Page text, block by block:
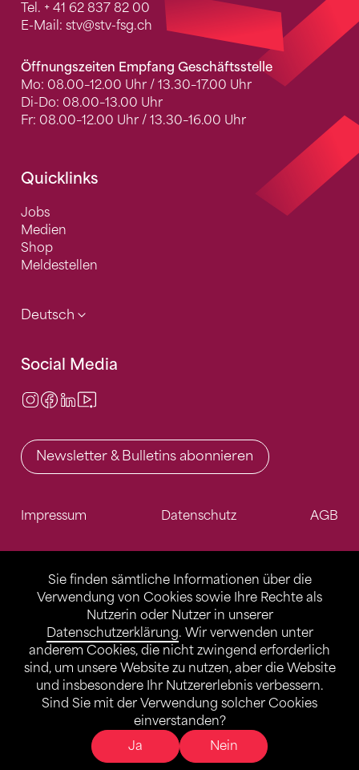
Sie finden sämtliche Informationen über die
Verwendung von Cookies sowie Ihre Rechte als
Nutzerin oder Nutzer in unserer
Datenschutzerklärung. Wir verwenden unter
anderem Cookies, die nicht zwingend erforderlich
sind, um unsere Website zu nutzen, aber die Website
und insbesondere Ihr Nutzererlebnis verbessern.
Sind Sie mit der Verwendung solcher Cookies
einverstanden?
Ja
Nein
Tel. + 41 62 837 82 00
E-Mail: stv@stv-fsg.ch
Öffnungszeiten Empfang Geschäftsstelle
Mo: 08.00–12.00 Uhr / 13.30–17.00 Uhr
Di-Do: 08.00–13.00 Uhr
Fr: 08.00–12.00 Uhr / 13.30–16.00 Uhr
Quicklinks
Jobs
Medien
Shop
Meldestellen
Deutsch
Social Media
Instagram
Facebook
LinkedIn
Newsletter & Bulletins abonnieren
Impressum Datenschutz AGB